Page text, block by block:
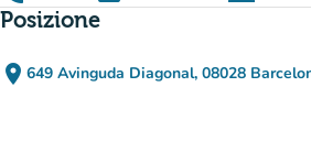
Posizione
place 649 Avinguda Diagonal, 08028(apri in Google
(nuova scheda)